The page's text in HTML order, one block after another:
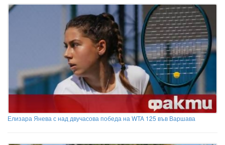
Елизара Янева с над двучасова победа на WTA 125 във Варшава